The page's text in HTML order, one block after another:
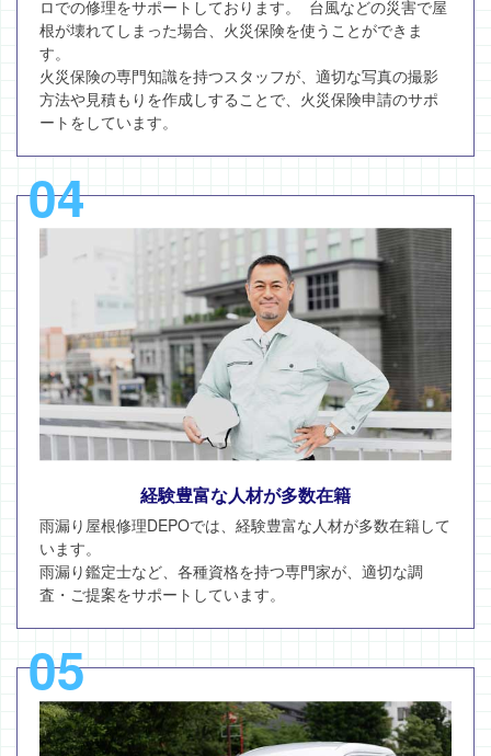
ロでの修理をサポートしております。 台風などの災害で屋
根が壊れてしまった場合、火災保険を使うことができま
す。
火災保険の専門知識を持つスタッフが、適切な写真の撮影
方法や見積もりを作成しすることで、火災保険申請のサポ
ートをしています。
04
経験豊富な人材が多数在籍
雨漏り屋根修理DEPOでは、経験豊富な人材が多数在籍して
います。
雨漏り鑑定士など、各種資格を持つ専門家が、適切な調
査・ご提案をサポートしています。
05